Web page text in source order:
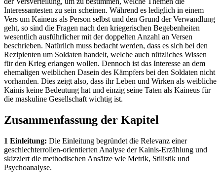
Interessantesten zu sein scheinen. Während es lediglich in einem
Vers um Kaineus als Person selbst und den Grund der Verwandlung
geht, so sind die Fragen nach den kriegerischen Begebenheiten
wesentlich ausführlicher mit der doppelten Anzahl an Versen
beschrieben. Natürlich muss bedacht werden, dass es sich bei den
Rezipienten um Soldaten handelt, welche auch nützliches Wissen
für den Krieg erlangen wollen. Dennoch ist das Interesse an dem
ehemaligen weiblichen Dasein des Kämpfers bei den Soldaten nicht
vorhanden. Dies zeigt also, dass ihr Leben und Wirken als weibliche
Kainis keine Bedeutung hat und einzig seine Taten als Kaineus für
die maskuline Gesellschaft wichtig ist.
Zusammenfassung der Kapitel
1 Einleitung: Die Einleitung begründet die Relevanz einer
geschlechterrollen-orientierten Analyse der Kainis-Erzählung und
skizziert die methodischen Ansätze wie Metrik, Stilistik und
Psychoanalyse.